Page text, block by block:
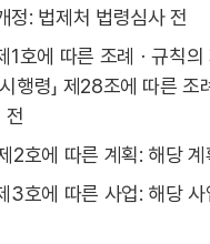
정: 법제처 법령심사 전
1호에 따른 조례ㆍ규칙의
행령」 제28조에 따른 조
전
2호에 따른 계획: 해당 계
3호에 따른 사업: 해당 사